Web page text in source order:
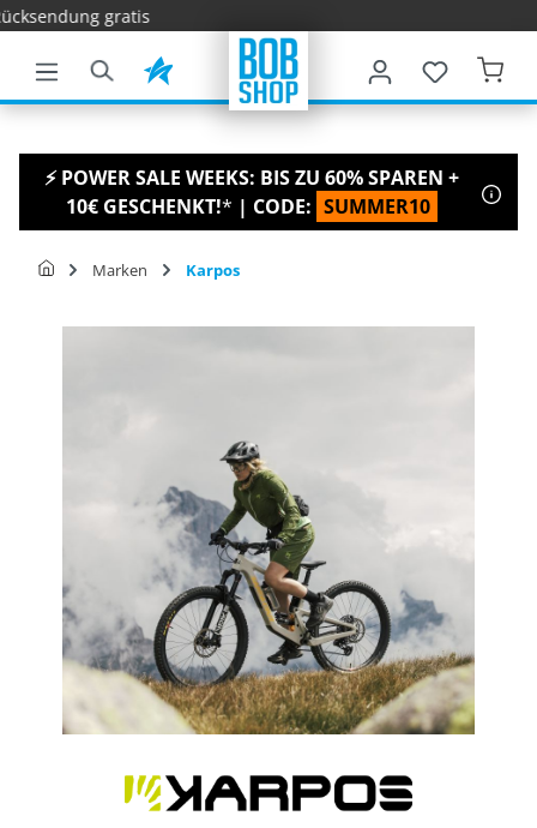
springen
⚡ POWER SALE WEEKS: BIS ZU 60% SPAREN +
10€ GESCHENKT!* | CODE: SUMMER10
Marken Karpos